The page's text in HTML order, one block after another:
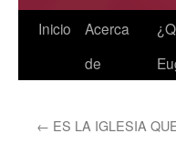
Saltar
Inicio
Acerca
de
← ES LA IGLESIA